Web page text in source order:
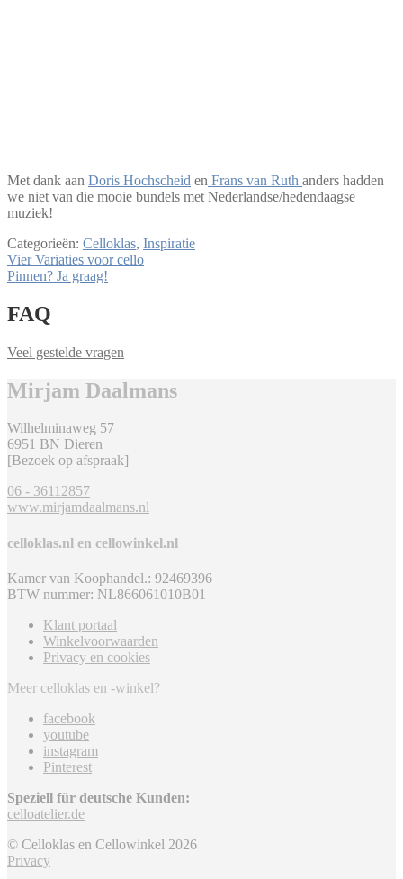
Met dank aan Doris Hochscheid en Frans van Ruth anders hadden
we niet van die mooie bundels met Nederlandse/hedendaagse
muziek!
Categorieën: Celloklas, Inspiratie
Bericht
navigatie
Vorig
bericht:
Vier Variaties voor cello
Volgend
Pinnen? Ja graag!
FAQ
Veel gestelde vragen
Mirjam Daalmans
Wilhelminaweg 57
6951 BN Dieren
[Bezoek op afspraak]
06 - 36112857
www.mirjamdaalmans.nl
celloklas.nl en cellowinkel.nl
Kamer van Koophandel.: 92469396
BTW nummer: NL866061010B01
Klant portaal
Winkelvoorwaarden
Privacy en cookies
Meer celloklas en -winkel?
facebook
youtube
instagram
Pinterest
Speziell für deutsche Kunden:
celloatelier.de
© Celloklas en Cellowinkel 2026
Privacy